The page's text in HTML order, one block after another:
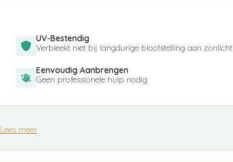
UV-Bestendig
Verbleekt niet bij langdurige blootstelling aan zonlicht
Eenvoudig Aanbrengen
Geen professionele hulp nodig
Lees meer